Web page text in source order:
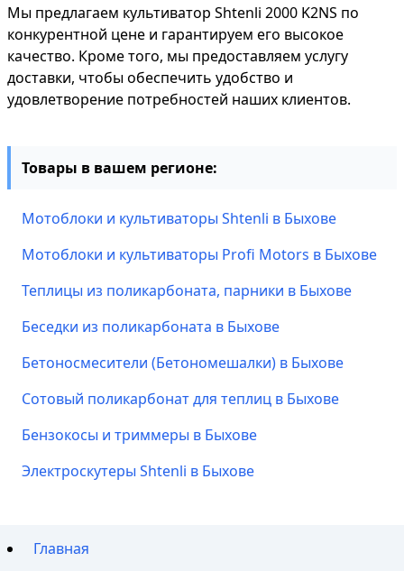
Мы предлагаем культиватор Shtenli 2000 K2NS по
конкурентной цене и гарантируем его высокое
качество. Кроме того, мы предоставляем услугу
доставки, чтобы обеспечить удобство и
удовлетворение потребностей наших клиентов.
Товары в вашем регионе:
Мотоблоки и культиваторы Shtenli в Быхове
Мотоблоки и культиваторы Profi Motors в Быхове
Теплицы из поликарбоната, парники в Быхове
Беседки из поликарбоната в Быхове
Бетоносмесители (Бетономешалки) в Быхове
Сотовый поликарбонат для теплиц в Быхове
Бензокосы и триммеры в Быхове
Электроскутеры Shtenli в Быхове
Главная